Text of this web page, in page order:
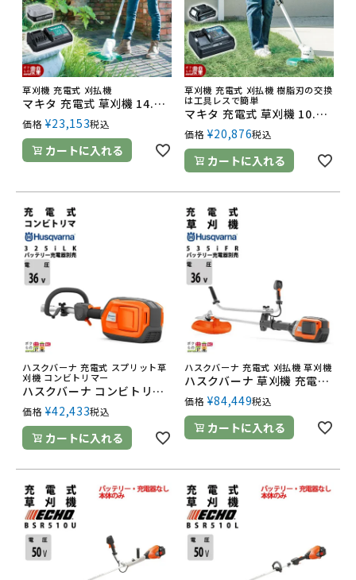
草刈機 充電式 刈払機
マキタ 充電式 草刈機 14.4V MUR140DS ナイロンコード ループハンドル 刈払機 2.7kg バッテリ・充電器付
価格 ¥23,153税込
カートに入れる
草刈機 充電式 刈払機 樹脂刃の交換
は工具レスで簡単
マキタ 充電式 草刈機 10.8V MUR100DSH スライド式 樹脂刃 ループハンドル 刈払機 1.8kg バッテリ・充電器付
価格 ¥20,876税込
カートに入れる
ハスクバーナ 充電式 スプリット草
刈機 コンビトリマー
ハスクバーナ コンビトリマー 充電式 バッテリー 36V バッテリー・充電器・アタッチメント別売 ループハンドル 325iLK 967850104 2.9kg
価格 ¥42,433税込
カートに入れる
ハスクバーナ 充電式 刈払機 草刈機
ハスクバーナ 草刈機 充電式 バッテリー 36V バッテリー・充電器別売 両手ハンドル 両肩掛け 535iFR 967850504 4.5kg
価格 ¥84,449税込
カートに入れる